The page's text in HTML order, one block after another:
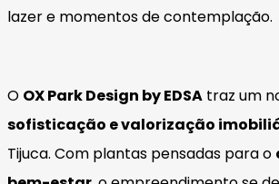
lazer e momentos de contemplação.
O OX Park Design by EDSA traz um
sofisticação e valorização
Tijuca. Com plantas pensadas para o